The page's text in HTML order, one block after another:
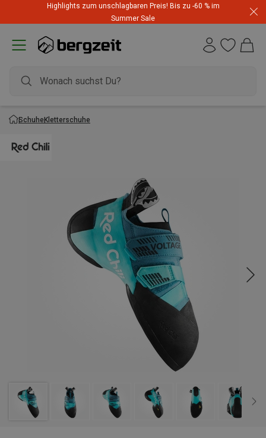
Highlights zum unschlagbaren Preis! Bis zu -60 % im
Summer Sale
SchuheKletterschuhe